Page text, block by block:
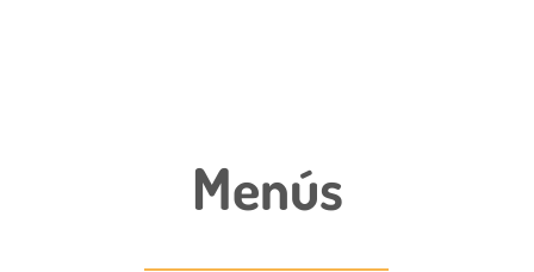
Menús